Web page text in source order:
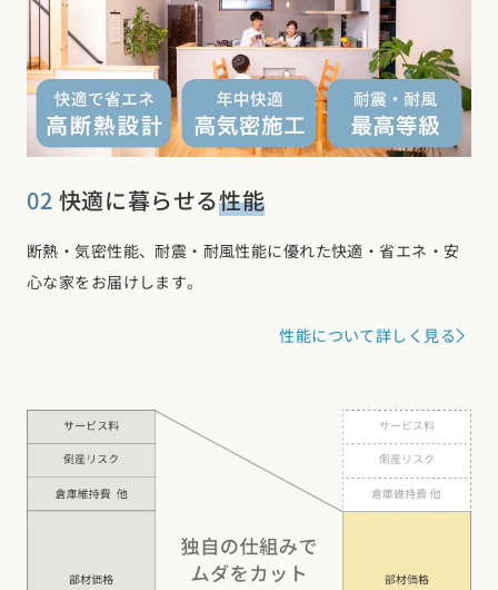
02 快適に暮らせる性能
断熱・気密性能、耐震・耐風性能に優れた快適・省エネ・安
心な家をお届けします。
性能について詳しく見る